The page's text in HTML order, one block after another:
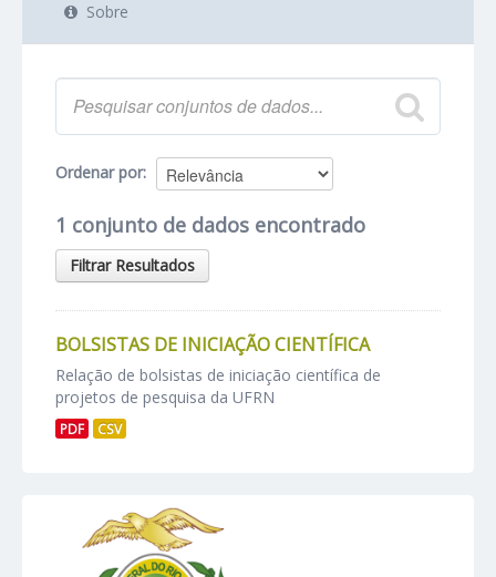
Sobre
Ordenar por
1 conjunto de dados encontrado
Filtrar Resultados
BOLSISTAS DE INICIAÇÃO CIENTÍFICA
Relação de bolsistas de iniciação científica de
projetos de pesquisa da UFRN
PDF CSV